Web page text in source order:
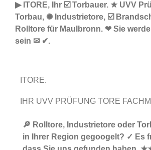
▶︎ ITORE, Ihr ☑️ Torbauer. ★ UVV
Torbau, ✺ Industrietore, ☑️
Rolltore für Maulbronn. ❤ Sie
sein ✉ ✔.
ITORE.
IHR UVV PRÜFUNG TORE
🔎 Rolltore, Industrietore oder
in Ihrer Region gegoogelt? ✓ Es